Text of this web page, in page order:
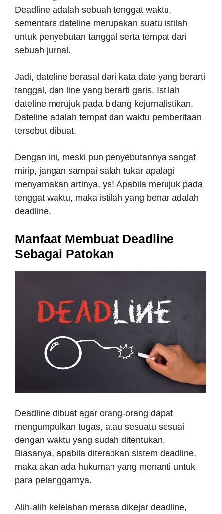
Deadline adalah sebuah tenggat waktu,
sementara dateline merupakan suatu istilah
untuk penyebutan tanggal serta tempat dari
sebuah jurnal.
Jadi, dateline berasal dari kata date yang berarti
tanggal, dan line yang berarti garis. Istilah
dateline merujuk pada bidang kejurnalistikan.
Dateline adalah tempat dan waktu pemberitaan
tersebut dibuat.
Dengan ini, meski pun penyebutannya sangat
mirip, jangan sampai salah tukar apalagi
menyamakan artinya, ya! Apabila merujuk pada
tenggat waktu, maka istilah yang benar adalah
deadline.
Manfaat Membuat Deadline
Sebagai Patokan
Deadline dibuat agar orang-orang dapat
mengumpulkan tugas, atau sesuatu sesuai
dengan waktu yang sudah ditentukan.
Biasanya, apabila diterapkan sistem deadline,
maka akan ada hukuman yang menanti untuk
para pelanggarnya.
Alih-alih kelelahan merasa dikejar deadline,